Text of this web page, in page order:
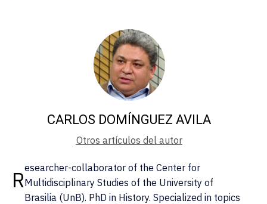
CARLOS DOMÍNGUEZ AVILA
Otros artículos del autor
Researcher-collaborator of the Center for
Multidisciplinary Studies of the University of
Brasilia (UnB). PhD in History. Specialized in topics